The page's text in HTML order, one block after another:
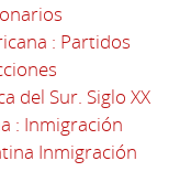
: Partidos
del Sur. Siglo XX
: Inmigración
Inmigración